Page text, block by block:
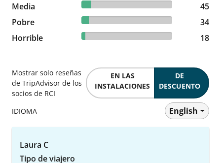
Media
10.44% reviewed Media
45 reviews
45
Pobre
7.89% reviewed Pobre
34 reviews
34
Horrible
4.18% reviewed Horrible
18 reviews 18
Mostrar solo reseñas
de TripAdvisor de los
socios de RCI
EN LAS
INSTALACIONES
DE
DESCUENTO
IDIOMA English
Laura C
Tipo de viajero